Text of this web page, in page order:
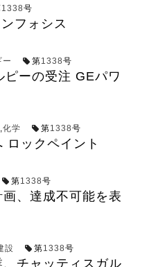
1338号
フォシス
ー 第1338号
ーの受注 GEパワ
,化学 第1338号
ロックペイント
第1338号
、達成不可能を表
設 第1338号
、チャッティスガル